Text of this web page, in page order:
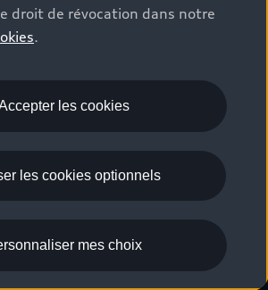
WLTP
Mentions légales
droit de révocation dans notre
.
les cookies
les cookies optionnels
mes choix